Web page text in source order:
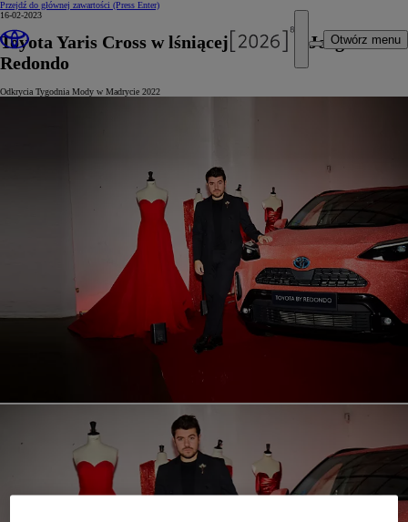
Przejdź do głównej zawartości (Press Enter)
Otwórz menu
16-02-2023
Toyota Yaris Cross w lśniącej stylizacji Jorge
Redondo
Odkrycia Tygodnia Mody w Madrycie 2022